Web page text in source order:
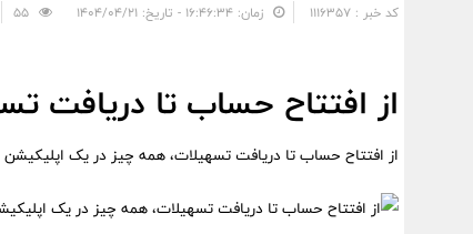
کد خبر : 1116357 زمان: ۱۶:۴۶:۳۴ - تاریخ: ۱۴۰۴/۰۴/۲۱
از افتتاح حساب تا دریافت
از افتتاح حساب تا دریافت تسهیلات، همه چیز در یک اپلیکیشن